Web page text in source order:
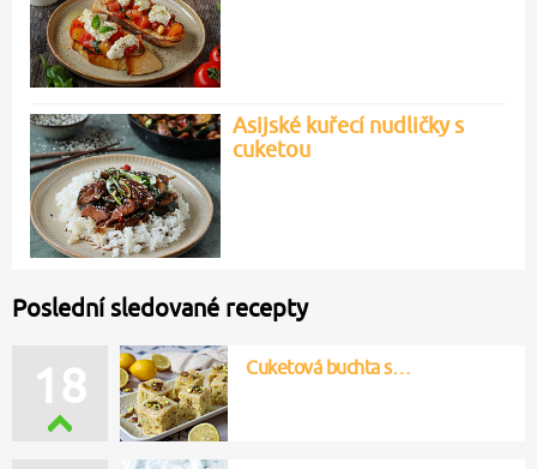
Asijské kuřecí nudličky s
cuketou
Poslední sledované recepty
19 Cuketová buchta s…